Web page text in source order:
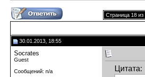
Страница 18 из
30.01.2013, 18:55
Socrates
Guest
Сообщений: n/a
Цитата: